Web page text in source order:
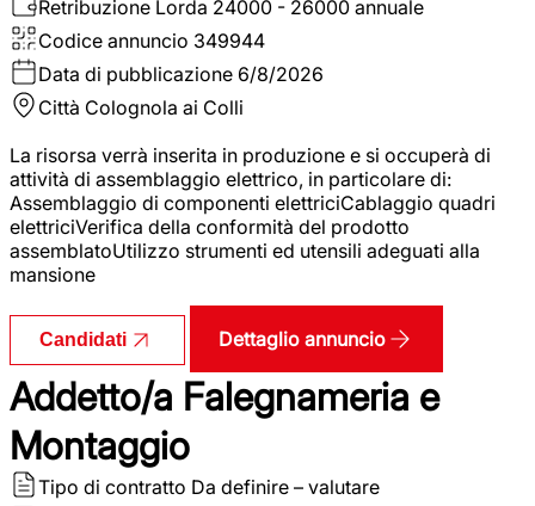
Retribuzione Lorda 24000 - 26000 annuale
Codice annuncio 349944
Data di pubblicazione 6/8/2026
Città Colognola ai Colli
La risorsa verrà inserita in produzione e si occuperà di
attività di assemblaggio elettrico, in particolare di:
Assemblaggio di componenti elettriciCablaggio quadri
elettriciVerifica della conformità del prodotto
assemblatoUtilizzo strumenti ed utensili adeguati alla
mansione
Candidati Dettaglio annuncio
Addetto/a Falegnameria e
Montaggio
Tipo di contratto Da definire – valutare